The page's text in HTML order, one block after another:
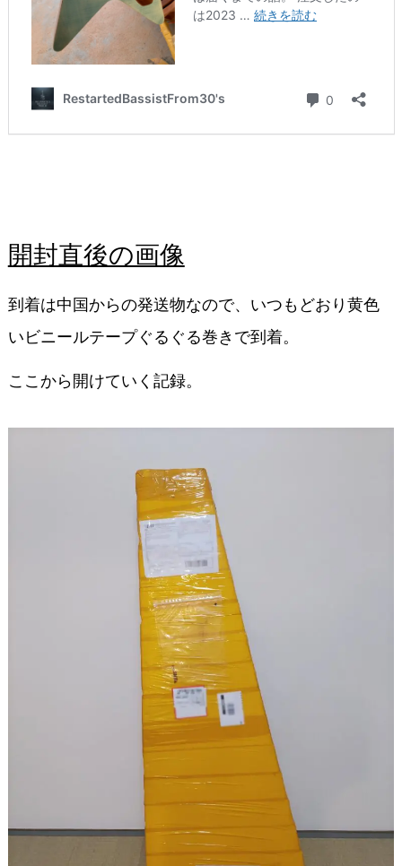
開封直後の画像
到着は中国からの発送物なので、いつもどおり黄色
いビニールテープぐるぐる巻きで到着。
ここから開けていく記録。